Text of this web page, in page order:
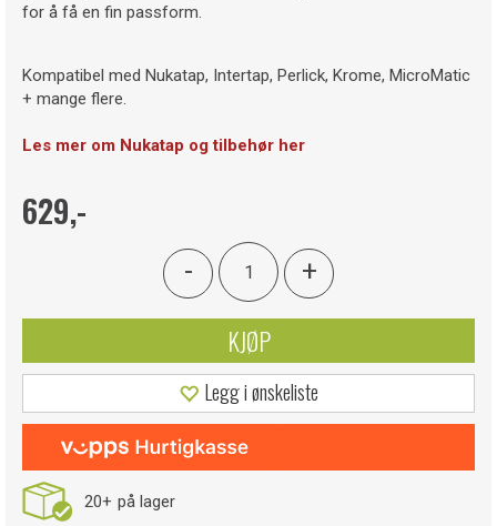
for å få en fin passform.
Kompatibel med Nukatap, Intertap, Perlick, Krome, MicroMatic
+ mange flere.
Les mer om Nukatap og tilbehør her
629,-
- +
KJØP
Legg i ønskeliste
20+ på lager